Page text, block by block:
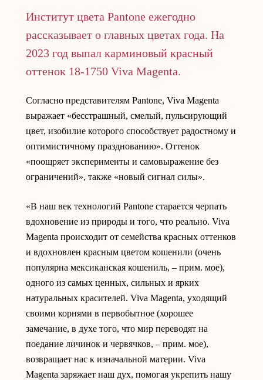
Институт цвета Pantone ежегодно
рассказывает о главных цветах года. На
2023 год выпал карминовый красный
оттенок 18-1750 Viva Magenta.
Согласно представителям Pantone, Viva Magenta
выражает «бесстрашный, смелый, пульсирующий
цвет, изобилие которого способствует радостному и
оптимистичному празднованию». Оттенок
«поощряет эксперименты и самовыражение без
ограничений», также «новый сигнал силы».
«В наш век технологий Pantone старается черпать
вдохновение из природы и того, что реально. Viva
Magenta происходит от семейства красных оттенков
и вдохновлен красным цветом кошенили (очень
популярна мексиканская кошениль, – прим. мое),
одного из самых ценных, сильных и ярких
натуральных красителей. Viva Magenta, уходящий
своими корнями в первобытное (хорошее
замечание, в духе того, что мир переводят на
поедание личинок и червячков, – прим. мое),
возвращает нас к изначальной материи. Viva
Magenta заряжает наш дух, помогая укрепить нашу